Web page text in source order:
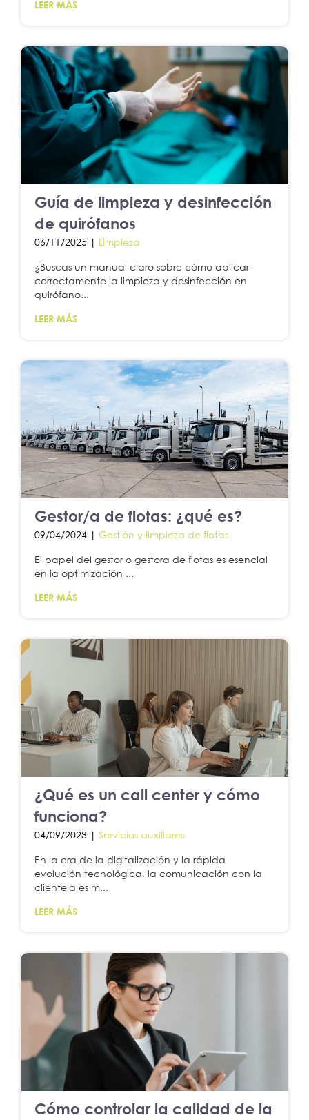
LEER MÁS
Guía de limpieza y desinfección
de quirófanos
06/11/2025 | Limpieza
¿Buscas un manual claro sobre cómo aplicar
correctamente la limpieza y desinfección en
quirófano...
LEER MÁS
Gestor/a de flotas: ¿qué es?
09/04/2024 | Gestión y limpieza de flotas
El papel del gestor o gestora de flotas es esencial
en la optimización ...
LEER MÁS
¿Qué es un call center y cómo
funciona?
04/09/2023 | Servicios auxiliares
En la era de la digitalización y la rápida
evolución tecnológica, la comunicación con la
clientela es m...
LEER MÁS
Cómo controlar la calidad de la